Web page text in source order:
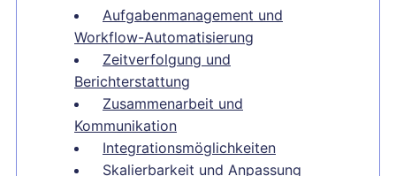
Aufgabenmanagement und
Workflow-Automatisierung
Zeitverfolgung und
Berichterstattung
Zusammenarbeit und
Kommunikation
Integrationsmöglichkeiten
Skalierbarkeit und Anpassung